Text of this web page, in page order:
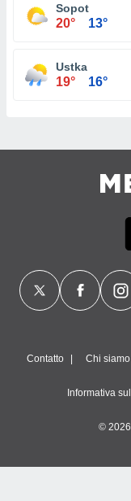
Sopot
20° 13°
Ustka
19° 16°
Contatto Chi siamo
Informativa
©